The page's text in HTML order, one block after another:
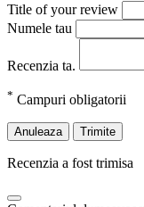
Title of your review
Numele tau
Recenzia ta.
* Campuri obligatorii
Anuleaza Trimite
Recenzia a fost trimisa